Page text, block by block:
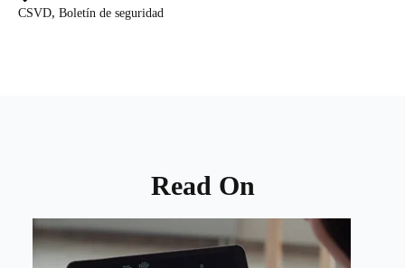
CSVD, Boletín de seguridad
Read On